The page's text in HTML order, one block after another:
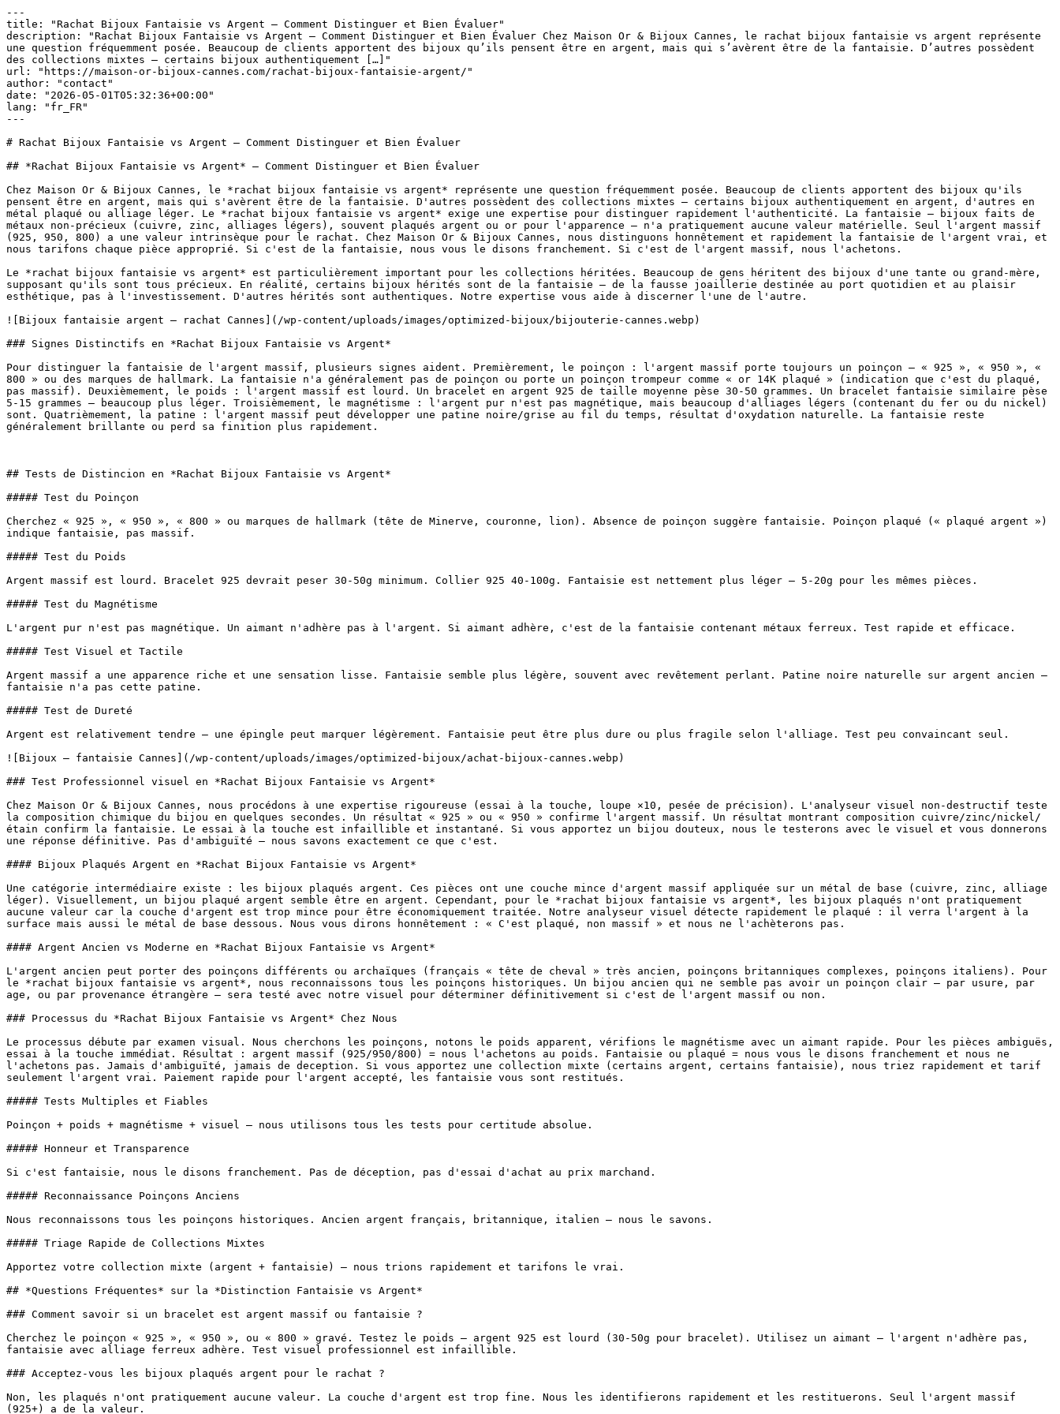
---
title: "Rachat Bijoux Fantaisie vs Argent — Comment Distinguer et Bien Évaluer"
description: "Rachat Bijoux Fantaisie vs Argent — Comment Distinguer et Bien Évaluer Chez Maison Or & Bijoux Cannes, le rachat bijoux fantaisie vs argent représente
une question fréquemment posée. Beaucoup de clients apportent des bijoux qu’ils pensent être en argent, mais qui s’avèrent être de la fantaisie. D’autres possèdent
des collections mixtes — certains bijoux authentiquement […]"
url: "https://maison-or-bijoux-cannes.com/rachat-bijoux-fantaisie-argent/"
author: "contact"
date: "2026-05-01T05:32:36+00:00"
lang: "fr_FR"
---
# Rachat Bijoux Fantaisie vs Argent — Comment Distinguer et Bien Évaluer
## *Rachat Bijoux Fantaisie vs Argent* — Comment Distinguer et Bien Évaluer
Chez Maison Or & Bijoux Cannes, le *rachat bijoux fantaisie vs argent* représente une question fréquemment posée. Beaucoup de clients apportent des bijoux qu'ils
pensent être en argent, mais qui s'avèrent être de la fantaisie. D'autres possèdent des collections mixtes — certains bijoux authentiquement en argent, d'autres en
métal plaqué ou alliage léger. Le *rachat bijoux fantaisie vs argent* exige une expertise pour distinguer rapidement l'authenticité. La fantaisie — bijoux faits de
métaux non-précieux (cuivre, zinc, alliages légers), souvent plaqués argent ou or pour l'apparence — n'a pratiquement aucune valeur matérielle. Seul l'argent massif
(925, 950, 800) a une valeur intrinsèque pour le rachat. Chez Maison Or & Bijoux Cannes, nous distinguons honnêtement et rapidement la fantaisie de l'argent vrai, et
nous tarifons chaque pièce approprié. Si c'est de la fantaisie, nous vous le disons franchement. Si c'est de l'argent massif, nous l'achetons.
Le *rachat bijoux fantaisie vs argent* est particulièrement important pour les collections héritées. Beaucoup de gens héritent des bijoux d'une tante ou grand-mère,
supposant qu'ils sont tous précieux. En réalité, certains bijoux hérités sont de la fantaisie — de la fausse joaillerie destinée au port quotidien et au plaisir
esthétique, pas à l'investissement. D'autres hérités sont authentiques. Notre expertise vous aide à discerner l'une de l'autre.
![Bijoux fantaisie argent — rachat Cannes](/wp-content/uploads/images/optimized-bijoux/bijouterie-cannes.webp)
### Signes Distinctifs en *Rachat Bijoux Fantaisie vs Argent*
Pour distinguer la fantaisie de l'argent massif, plusieurs signes aident. Premièrement, le poinçon : l'argent massif porte toujours un poinçon — « 925 », « 950 », «
800 » ou des marques de hallmark. La fantaisie n'a généralement pas de poinçon ou porte un poinçon trompeur comme « or 14K plaqué » (indication que c'est du plaqué,
pas massif). Deuxièmement, le poids : l'argent massif est lourd. Un bracelet en argent 925 de taille moyenne pèse 30-50 grammes. Un bracelet fantaisie similaire pèse
5-15 grammes — beaucoup plus léger. Troisièmement, le magnétisme : l'argent pur n'est pas magnétique, mais beaucoup d'alliages légers (contenant du fer ou du nickel)
sont. Quatrièmement, la patine : l'argent massif peut développer une patine noire/grise au fil du temps, résultat d'oxydation naturelle. La fantaisie reste
généralement brillante ou perd sa finition plus rapidement.
## Tests de Distincion en *Rachat Bijoux Fantaisie vs Argent*
##### Test du Poinçon
Cherchez « 925 », « 950 », « 800 » ou marques de hallmark (tête de Minerve, couronne, lion). Absence de poinçon suggère fantaisie. Poinçon plaqué (« plaqué argent »)
indique fantaisie, pas massif.
##### Test du Poids
Argent massif est lourd. Bracelet 925 devrait peser 30-50g minimum. Collier 925 40-100g. Fantaisie est nettement plus léger — 5-20g pour les mêmes pièces.
##### Test du Magnétisme
L'argent pur n'est pas magnétique. Un aimant n'adhère pas à l'argent. Si aimant adhère, c'est de la fantaisie contenant métaux ferreux. Test rapide et efficace.
##### Test Visuel et Tactile
Argent massif a une apparence riche et une sensation lisse. Fantaisie semble plus légère, souvent avec revêtement perlant. Patine noire naturelle sur argent ancien —
fantaisie n'a pas cette patine.
##### Test de Dureté
Argent est relativement tendre — une épingle peut marquer légèrement. Fantaisie peut être plus dure ou plus fragile selon l'alliage. Test peu convaincant seul.
![Bijoux — fantaisie Cannes](/wp-content/uploads/images/optimized-bijoux/achat-bijoux-cannes.webp)
### Test Professionnel visuel en *Rachat Bijoux Fantaisie vs Argent*
Chez Maison Or & Bijoux Cannes, nous procédons à une expertise rigoureuse (essai à la touche, loupe ×10, pesée de précision). L'analyseur visuel non-destructif teste
la composition chimique du bijou en quelques secondes. Un résultat « 925 » ou « 950 » confirme l'argent massif. Un résultat montrant composition cuivre/zinc/nickel/
étain confirm la fantaisie. Le essai à la touche est infaillible et instantané. Si vous apportez un bijou douteux, nous le testerons avec le visuel et vous donnerons
une réponse définitive. Pas d'ambiguïté — nous savons exactement ce que c'est.
#### Bijoux Plaqués Argent en *Rachat Bijoux Fantaisie vs Argent*
Une catégorie intermédiaire existe : les bijoux plaqués argent. Ces pièces ont une couche mince d'argent massif appliquée sur un métal de base (cuivre, zinc, alliage
léger). Visuellement, un bijou plaqué argent semble être en argent. Cependant, pour le *rachat bijoux fantaisie vs argent*, les bijoux plaqués n'ont pratiquement
aucune valeur car la couche d'argent est trop mince pour être économiquement traitée. Notre analyseur visuel détecte rapidement le plaqué : il verra l'argent à la
surface mais aussi le métal de base dessous. Nous vous dirons honnêtement : « C'est plaqué, non massif » et nous ne l'achèterons pas.
#### Argent Ancien vs Moderne en *Rachat Bijoux Fantaisie vs Argent*
L'argent ancien peut porter des poinçons différents ou archaïques (français « tête de cheval » très ancien, poinçons britanniques complexes, poinçons italiens). Pour
le *rachat bijoux fantaisie vs argent*, nous reconnaissons tous les poinçons historiques. Un bijou ancien qui ne semble pas avoir un poinçon clair — par usure, par
age, ou par provenance étrangère — sera testé avec notre visuel pour déterminer définitivement si c'est de l'argent massif ou non.
### Processus du *Rachat Bijoux Fantaisie vs Argent* Chez Nous
Le processus débute par examen visual. Nous cherchons les poinçons, notons le poids apparent, vérifions le magnétisme avec un aimant rapide. Pour les pièces ambiguës,
essai à la touche immédiat. Résultat : argent massif (925/950/800) = nous l'achetons au poids. Fantaisie ou plaqué = nous vous le disons franchement et nous ne
l'achetons pas. Jamais d'ambiguïté, jamais de deception. Si vous apportez une collection mixte (certains argent, certains fantaisie), nous triez rapidement et tarif
seulement l'argent vrai. Paiement rapide pour l'argent accepté, les fantaisie vous sont restitués.
##### Tests Multiples et Fiables
Poinçon + poids + magnétisme + visuel — nous utilisons tous les tests pour certitude absolue.
##### Honneur et Transparence
Si c'est fantaisie, nous le disons franchement. Pas de déception, pas d'essai d'achat au prix marchand.
##### Reconnaissance Poinçons Anciens
Nous reconnaissons tous les poinçons historiques. Ancien argent français, britannique, italien — nous le savons.
##### Triage Rapide de Collections Mixtes
Apportez votre collection mixte (argent + fantaisie) — nous trions rapidement et tarifons le vrai.
## *Questions Fréquentes* sur la *Distinction Fantaisie vs Argent*
### Comment savoir si un bracelet est argent massif ou fantaisie ?
Cherchez le poinçon « 925 », « 950 », ou « 800 » gravé. Testez le poids — argent 925 est lourd (30-50g pour bracelet). Utilisez un aimant — l'argent n'adhère pas,
fantaisie avec alliage ferreux adhère. Test visuel professionnel est infaillible.
### Acceptez-vous les bijoux plaqués argent pour le rachat ?
Non, les plaqués n'ont pratiquement aucune valeur. La couche d'argent est trop fine. Nous les identifierons rapidement et les restituerons. Seul l'argent massif
(925+) a de la valeur.